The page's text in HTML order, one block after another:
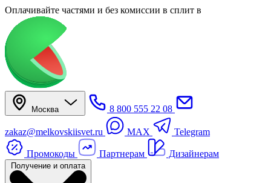
Оплачивайте частями и без комиссии в сплит в
Москва 8 800 555 22 08
zakaz@melkovskiisvet.ru MAX Telegram
Промокоды Партнерам Дизайнерам
Получение и оплата